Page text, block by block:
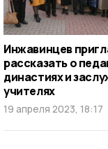
Инжавинцев
рассказать о
династиях и
учителях
19 апреля 2023, 18:17